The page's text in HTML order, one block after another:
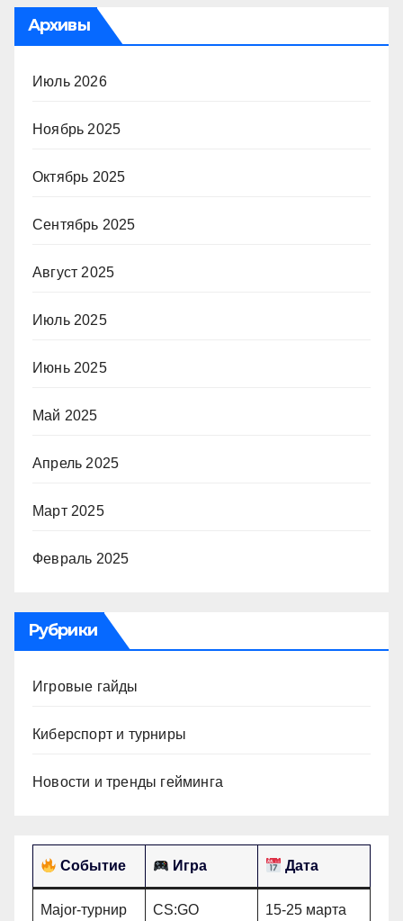
Архивы
Июль 2026
Ноябрь 2025
Октябрь 2025
Сентябрь 2025
Август 2025
Июль 2025
Июнь 2025
Май 2025
Апрель 2025
Март 2025
Февраль 2025
Рубрики
Игровые гайды
Киберспорт и турниры
Новости и тренды гейминга
Событие Игра Дата
Major-турнир CS:GO 15-25 марта